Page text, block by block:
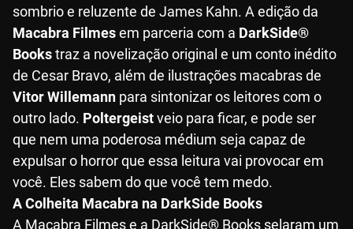
sombrio e reluzente de James Kahn. A edição da
Macabra Filmesem parceria com a DarkSide®
Bookstraz a novelização original e um conto inédito
de Cesar Bravo, além de ilustrações macabras de
Vitor Willemann para sintonizar os leitores com o
outro lado. Poltergeistveio para ficar, e pode ser
que nem uma poderosa médium seja capaz de
expulsar o horror que essa leitura vai provocar em
você. Eles sabem do que você tem medo.
A Colheita Macabra na DarkSide Books
A Macabra Filmes e a DarkSide® Books selaram um